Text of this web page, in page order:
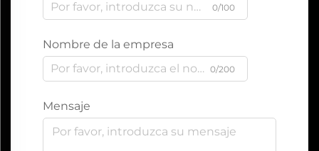
0/100
Nombre de la empresa
0/200
Mensaje